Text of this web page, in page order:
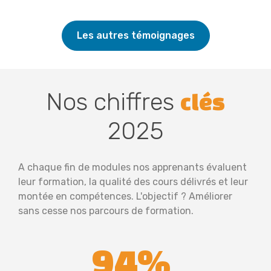
Les autres témoignages
Nos chiffres clés
2025
A chaque fin de modules nos apprenants évaluent
leur formation, la qualité des cours délivrés et leur
montée en compétences. L'objectif ? Améliorer
sans cesse nos parcours de formation.
94%